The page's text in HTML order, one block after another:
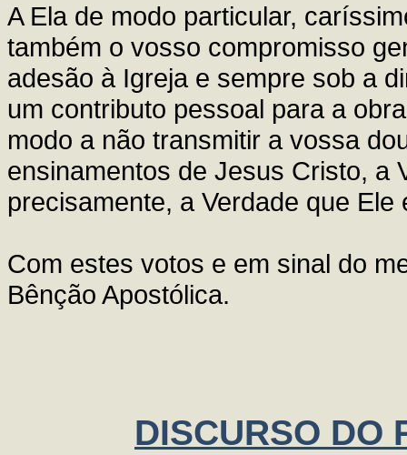
A Ela de modo particular,
também o vosso compromisso
adesão à Igreja e sempre sob a
um contributo pessoal para a
modo a não transmitir a vossa
ensinamentos de Jesus Cristo, a
precisamente, a Verdade que
Com estes votos e em sinal do
Bênção Apostólica.
DISCURSO DO